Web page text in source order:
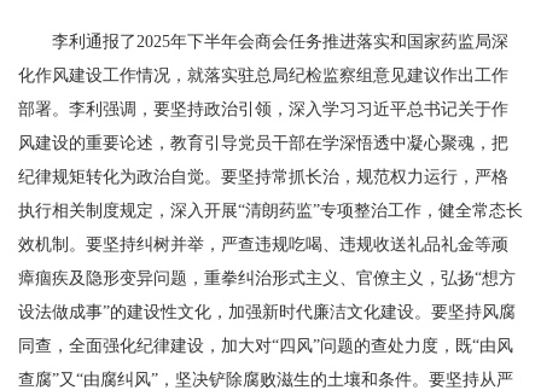
李利通报了2025年下半年会商会任务推进落实和国家药监局深
化作风建设工作情况，就落实驻总局纪检监察组意见建议作出工作
部署。李利强调，要坚持政治引领，深入学习习近平总书记关于作
风建设的重要论述，教育引导党员干部在学深悟透中凝心聚魂，把
纪律规矩转化为政治自觉。要坚持常抓长治，规范权力运行，严格
执行相关制度规定，深入开展“清朗药监”专项整治工作，健全常态长
效机制。要坚持纠树并举，严查违规吃喝、违规收送礼品礼金等顽
瘴痼疾及隐形变异问题，重拳纠治形式主义、官僚主义，弘扬“想方
设法做成事”的建设性文化，加强新时代廉洁文化建设。要坚持风腐
同查，全面强化纪律建设，加大对“四风”问题的查处力度，既“由风
查腐”又“由腐纠风”，坚决铲除腐败滋生的土壤和条件。要坚持从严